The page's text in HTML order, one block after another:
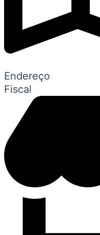
Endereço
Fiscal